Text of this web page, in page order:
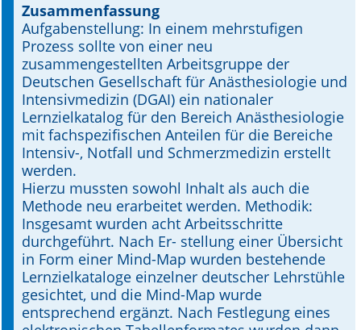
Mediadaten
Autoren-Service
Bestell-Service
Stellenmarkt
Kongresskalender
Zusammenfassung
Aufgabenstellung: In einem mehrstufigen
Prozess sollte von einer neu
zusammengestellten Arbeitsgruppe der
Deutschen Gesellschaft für Anästhesiologie und
Intensivmedizin (DGAI) ein nationaler
Lernzielkatalog für den Bereich Anästhesiologie
mit fachspezifischen Anteilen für die Bereiche
Intensiv-, Notfall und Schmerzmedizin erstellt
werden.
Hierzu mussten sowohl Inhalt als auch die
Methode neu erarbeitet werden. Methodik:
Insgesamt wurden acht Arbeitsschritte
durchgeführt. Nach Er­- stellung einer Übersicht
in Form einer Mind-Map wurden bestehende
Lernzielkataloge einzelner deutscher Lehrstühle
gesichtet, und die Mind-Map wurde
entsprechend ergänzt. Nach Festlegung eines